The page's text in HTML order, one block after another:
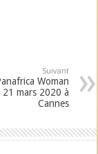
Suivant
Woman
21 mars 2020 à
Cannes